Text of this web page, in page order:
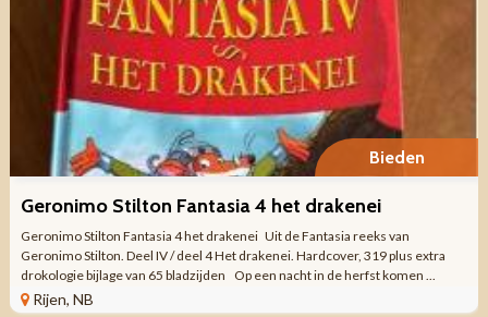
Bieden
Geronimo Stilton Fantasia 4 het drakenei
Geronimo Stilton Fantasia 4 het drakenei Uit de Fantasia reeks van
Geronimo Stilton. Deel IV / deel 4 Het drakenei. Hardcover, 319 plus extra
drokologie bijlage van 65 bladzijden Op een nacht in de herfst komen ...
Rijen, NB